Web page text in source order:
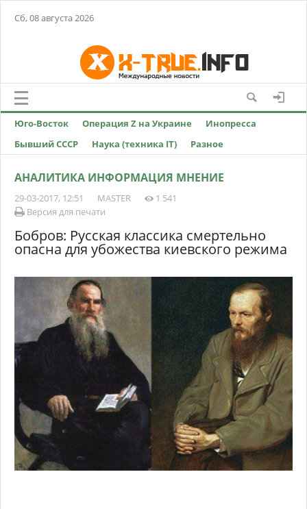
Сб, 08 августа 2026
Юго-Восток Операция Z на Украине
Инопресса
Бывший СССР
Наука (техника IT) Разное
АНАЛИТИКА ИНФОРМАЦИЯ МНЕНИЕ
29-03-2017, 12:51 MASTER
1 541
Версия для печати
Бобров: Русская классика смертельно
опасна для убожества киевского режима